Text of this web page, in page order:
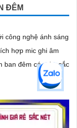
ĐÊM
công nghệ ánh sáng
hợp mic ghi âm